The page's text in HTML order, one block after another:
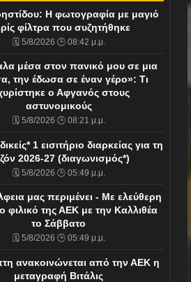
Η φωτογραφία με μαγιό
φίλτρα που συζητήθηκε
🗓️ 5/8/2026 🕒 08:42 μ.μ.
μέσα στον πανικό μου σε μια
την έδωσα σε έναν γέρο»: Τι
ο Αφγανός στους
αστυνομικούς
🗓️ 5/8/2026 🕒 08:21 μ.μ.
1 εισιτήριο διαρκείας για τη
2026-27 (διαγωνισμός*)
🗓️ 5/8/2026 🕒 05:49 μ.μ.
μας περιμένει - Με ελεύθερη
φιλικό της ΑΕΚ με την Καλλιθέα
το Σάββατο
🗓️ 5/8/2026 🕒 05:49 μ.μ.
ανακοινώνεται από την ΑΕΚ η
μεταγραφή Βιτάλις